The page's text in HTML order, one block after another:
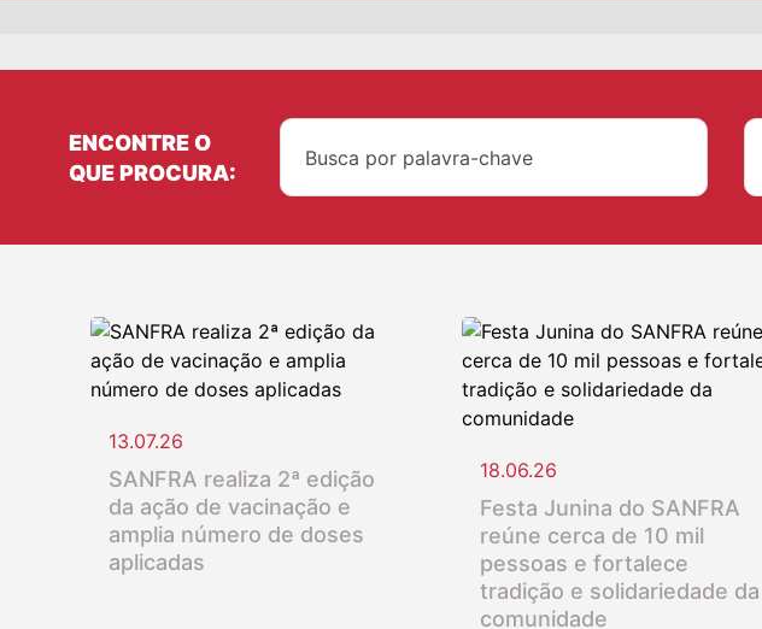
ENCONTRE O
QUE PROCURA:
13.07.26
SANFRA realiza 2ª edição
da ação de vacinação e
amplia número de doses
aplicadas
18.06.26
Festa Junina do SANFRA
reúne cerca de 10 mil
pessoas e fortalece
tradição e solidariedade da
comunidade